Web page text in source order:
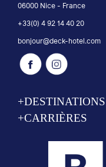
06000 Nice - France
+33(0) 4 92 14 40 20
bonjour@deck-hotel.com
+DESTINATIONS
+CARRIÈRES